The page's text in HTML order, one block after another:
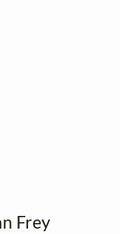
Frey